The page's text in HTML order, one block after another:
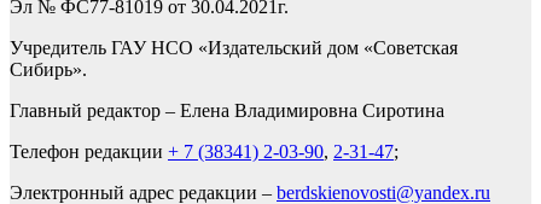
Эл № ФС77-81019 от 30.04.2021г.
Учредитель ГАУ НСО «Издательский дом «Советская
Сибирь».
Главный редактор – Елена Владимировна Сиротина
Телефон редакции + 7 (38341) 2-03-90, 2-31-47;
Электронный адрес редакции – berdskienovosti@yandex.ru